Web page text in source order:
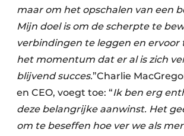
maar om het opschalen van een
Mijn doel is om de scherpte te
verbindingen te leggen en ervoor
het momentum dat er al is zich
blijvend succes.”Charlie
en CEO, voegt toe: “Ik ben erg
deze belangrijke aanwinst. Het
om te beseffen hoe ver we als